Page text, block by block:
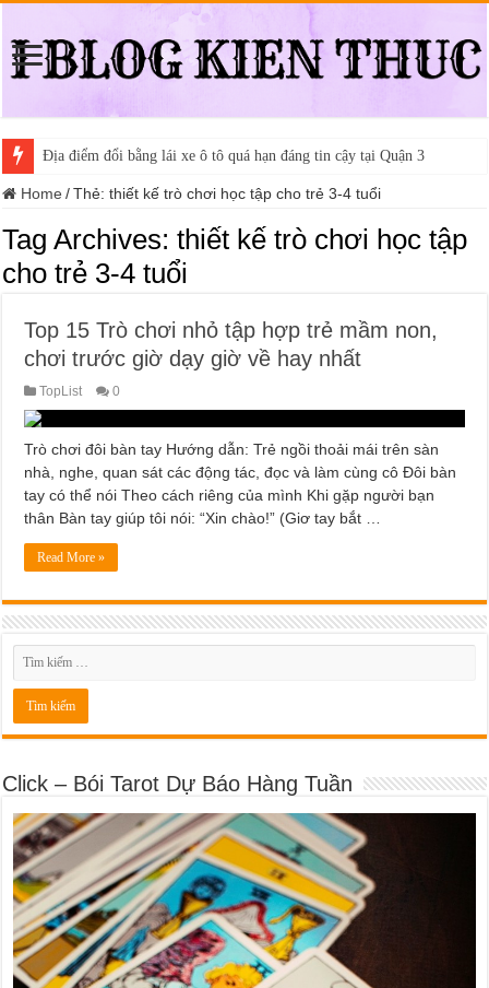
Địa điểm đổi bằng lái xe ô tô quá hạn đáng tin cậy tại Quận 3
Home / Thẻ:thiết kế trò chơi học tập cho trẻ 3-4 tuổi
Tag Archives:thiết kế trò chơi học tập
cho trẻ 3-4 tuổi
Top 15 Trò chơi nhỏ tập hợp trẻ mầm non,
chơi trước giờ dạy giờ về hay nhất
TopList 0
Trò chơi đôi bàn tay Hướng dẫn: Trẻ ngồi thoải mái trên sàn
nhà, nghe, quan sát các động tác, đọc và làm cùng cô Đôi bàn
tay có thể nói Theo cách riêng của mình Khi gặp người bạn
thân Bàn tay giúp tôi nói: “Xin chào!” (Giơ tay bắt …
Read More »
Click – Bói Tarot Dự Báo Hàng Tuần